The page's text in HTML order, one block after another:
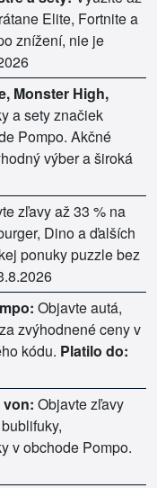
Elite, Fortnite a
znížení, nie je
Monster High,
a sety značiek
Pompo. Akčné
výber a široká
zľavy až 33 % na
Dino a ďalších
ponuky puzzle bez
Objavte autá,
zvýhodnené ceny v
kódu. Platilo do:
von: Objavte zľavy
v obchode Pompo.